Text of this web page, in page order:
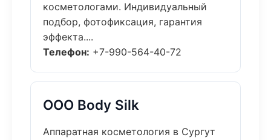
косметологами. Индивидуальный
подбор, фотофиксация, гарантия
эффекта....
Телефон: +7-990-564-40-72
ООО Body Silk
Аппаратная косметология в Сургут